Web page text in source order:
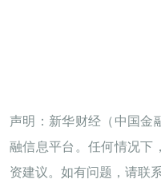
声明：新华财经（中国金
融信息平台。任何情况下
资建议。如有问题，请联